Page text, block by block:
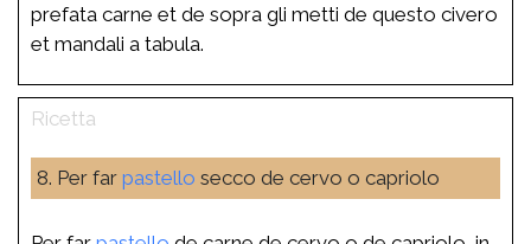
prefata carne et de sopra gli metti de questo civero
et mandali a tabula.
8. Per far pastello secco de cervo o capriolo